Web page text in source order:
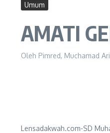
Umum
AMATI
Oleh Pimred, Muchamad
Lensadakwah.com-SD